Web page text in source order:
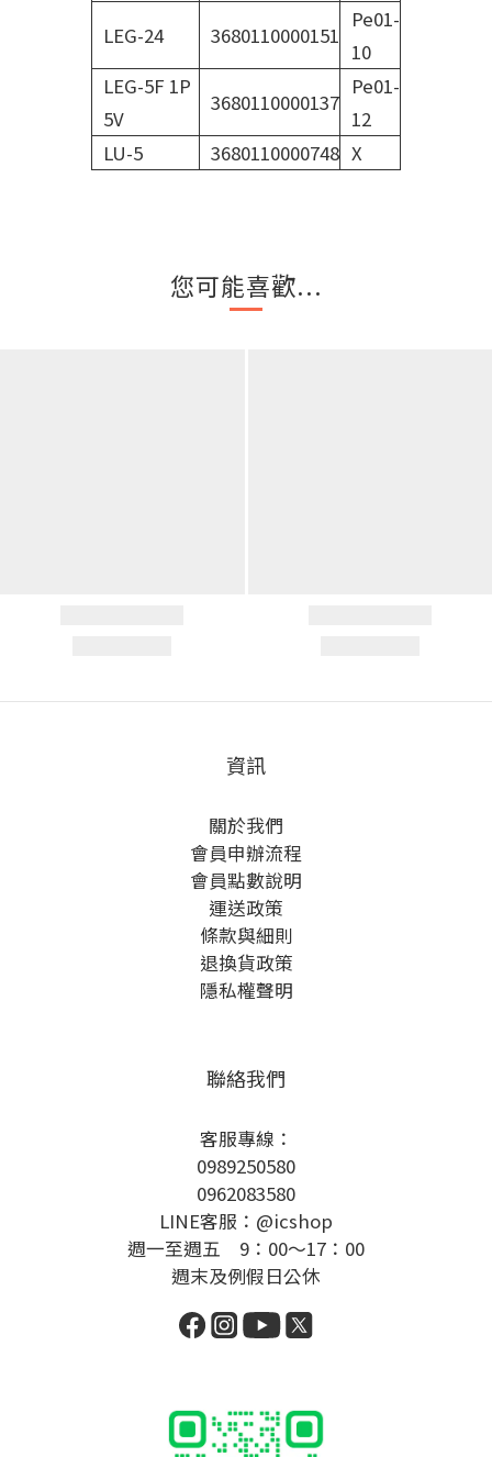
LEG-24
3680110000151
Pe01-
10
LEG-5F 1P
5V
3680110000137
Pe01-
12
LU-5
3680110000748 X
您可能喜歡...
資訊
關於我們
會員申辦流程
會員點數說明
運送政策
條款與細則
退換貨政策
隱私權聲明
聯絡我們
客服專線：
0989250580
0962083580
LINE客服：@icshop
週一至週五 9：00～17：00
週末及例假日公休